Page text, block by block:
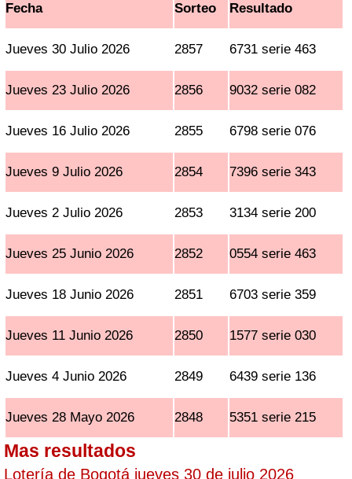
Fecha Sorteo Resultado
Jueves 30 Julio 2026 2857 6731 serie 463
Jueves 23 Julio 2026 2856 9032 serie 082
Jueves 16 Julio 2026 2855 6798 serie 076
Jueves 9 Julio 2026 2854 7396 serie 343
Jueves 2 Julio 2026 2853 3134 serie 200
Jueves 25 Junio 2026 2852 0554 serie 463
Jueves 18 Junio 2026 2851 6703 serie 359
Jueves 11 Junio 2026 2850 1577 serie 030
Jueves 4 Junio 2026 2849 6439 serie 136
Jueves 28 Mayo 2026 2848 5351 serie 215
Mas resultados
Lotería de Bogotá jueves 30 de julio 2026